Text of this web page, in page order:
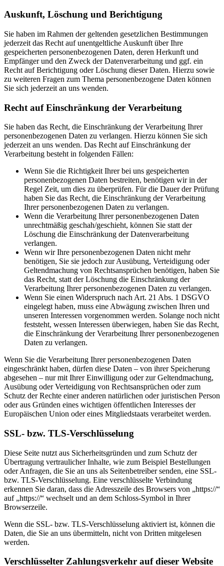
Auskunft, Löschung und Berichtigung
Sie haben im Rahmen der geltenden gesetzlichen Bestimmungen
jederzeit das Recht auf unentgeltliche Auskunft über Ihre
gespeicherten personenbezogenen Daten, deren Herkunft und
Empfänger und den Zweck der Datenverarbeitung und ggf. ein
Recht auf Berichtigung oder Löschung dieser Daten. Hierzu sowie
zu weiteren Fragen zum Thema personenbezogene Daten können
Sie sich jederzeit an uns wenden.
Recht auf Einschränkung der Verarbeitung
Sie haben das Recht, die Einschränkung der Verarbeitung Ihrer
personenbezogenen Daten zu verlangen. Hierzu können Sie sich
jederzeit an uns wenden. Das Recht auf Einschränkung der
Verarbeitung besteht in folgenden Fällen:
Wenn Sie die Richtigkeit Ihrer bei uns gespeicherten
personenbezogenen Daten bestreiten, benötigen wir in der
Regel Zeit, um dies zu überprüfen. Für die Dauer der Prüfung
haben Sie das Recht, die Einschränkung der Verarbeitung
Ihrer personenbezogenen Daten zu verlangen.
Wenn die Verarbeitung Ihrer personenbezogenen Daten
unrechtmäßig geschah/geschieht, können Sie statt der
Löschung die Einschränkung der Datenverarbeitung
verlangen.
Wenn wir Ihre personenbezogenen Daten nicht mehr
benötigen, Sie sie jedoch zur Ausübung, Verteidigung oder
Geltendmachung von Rechtsansprüchen benötigen, haben Sie
das Recht, statt der Löschung die Einschränkung der
Verarbeitung Ihrer personenbezogenen Daten zu verlangen.
Wenn Sie einen Widerspruch nach Art. 21 Abs. 1 DSGVO
eingelegt haben, muss eine Abwägung zwischen Ihren und
unseren Interessen vorgenommen werden. Solange noch nicht
feststeht, wessen Interessen überwiegen, haben Sie das Recht,
die Einschränkung der Verarbeitung Ihrer personenbezogenen
Daten zu verlangen.
Wenn Sie die Verarbeitung Ihrer personenbezogenen Daten
eingeschränkt haben, dürfen diese Daten – von ihrer Speicherung
abgesehen – nur mit Ihrer Einwilligung oder zur Geltendmachung,
Ausübung oder Verteidigung von Rechtsansprüchen oder zum
Schutz der Rechte einer anderen natürlichen oder juristischen Person
oder aus Gründen eines wichtigen öffentlichen Interesses der
Europäischen Union oder eines Mitgliedstaats verarbeitet werden.
SSL- bzw. TLS-Verschlüsselung
Diese Seite nutzt aus Sicherheitsgründen und zum Schutz der
Übertragung vertraulicher Inhalte, wie zum Beispiel Bestellungen
oder Anfragen, die Sie an uns als Seitenbetreiber senden, eine SSL-
bzw. TLS-Verschlüsselung. Eine verschlüsselte Verbindung
erkennen Sie daran, dass die Adresszeile des Browsers von „https://“
auf „https://“ wechselt und an dem Schloss-Symbol in Ihrer
Browserzeile.
Wenn die SSL- bzw. TLS-Verschlüsselung aktiviert ist, können die
Daten, die Sie an uns übermitteln, nicht von Dritten mitgelesen
werden.
Verschlüsselter Zahlungsverkehr auf dieser Website